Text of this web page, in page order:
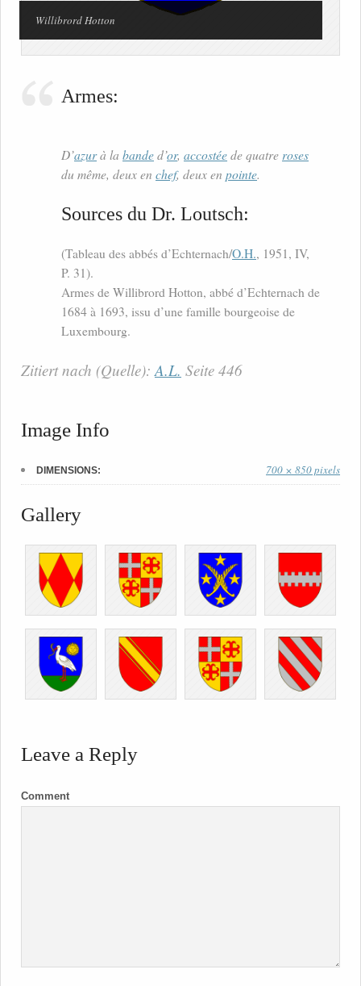
Willibrord Hotton
Armes:
D’azurà la banded’or, accostéede quatre roses
du même, deux en chef, deux en pointe.
Sources du Dr. Loutsch:
(Tableau des abbés d’Echternach/O.H., 1951, IV,
P. 31).
Armes de Willibrord Hotton, abbé d’Echternach de
1684 à 1693, issu d’une famille bourgeoise de
Luxembourg.
Zitiert nach (Quelle): A.L. Seite 446
Image Info
DIMENSIONS: 700 × 850 pixels
Gallery
Leave a Reply
Comment